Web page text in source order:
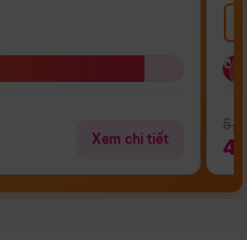
Xem chi tiết